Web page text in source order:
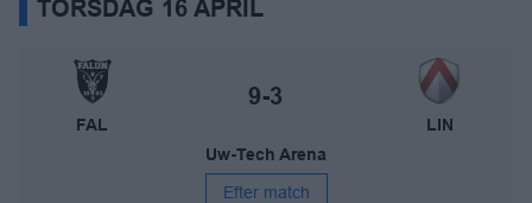
TORSDAG 16 APRIL
IBF Falun – Linköping IBK
FAL
Slutresultat:
9-3
LIN
Uw-Tech Arena
Efter match